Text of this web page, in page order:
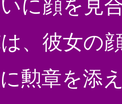
に顔を見
、彼女の
勲章を添